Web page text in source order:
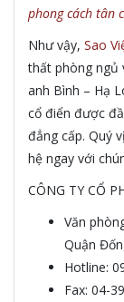
phong cách tân
Như vậy, Sao
thất phòng ngủ
anh Bình – Hạ
cổ điển được
đẳng cấp. Quý
hệ ngay với
CÔNG TY CỔ
Văn
Quận
Hotline:
Fax: 04-